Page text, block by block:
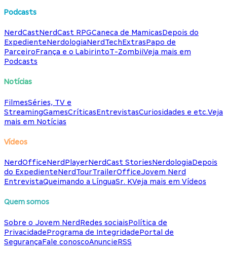
Podcasts
NerdCastNerdCast RPGCaneca de MamicasDepois do
ExpedienteNerdologiaNerdTechExtrasPapo de
ParceiroFrança e o LabirintoT-ZombiiVeja mais em
Podcasts
Notícias
FilmesSéries, TV e
StreamingGamesCríticasEntrevistasCuriosidades e etc.Veja
mais em Notícias
Vídeos
NerdOfficeNerdPlayerNerdCast StoriesNerdologiaDepois
do ExpedienteNerdTourTrailerOfficeJovem Nerd
EntrevistaQueimando a LínguaSr. KVeja mais em Vídeos
Quem somos
Sobre o Jovem NerdRedes sociaisPolítica de
PrivacidadePrograma de IntegridadePortal de
SegurançaFale conoscoAnuncieRSS